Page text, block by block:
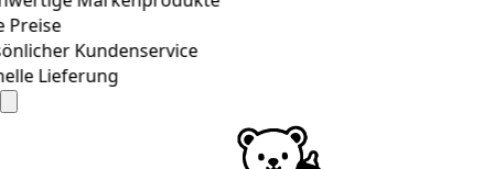
Kundenservice
Lieferung